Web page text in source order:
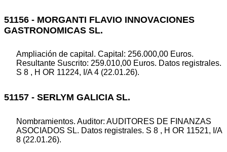
51156 - MORGANTI FLAVIO INNOVACIONES
GASTRONOMICAS SL.
Ampliación de capital. Capital: 256.000,00 Euros.
Resultante Suscrito: 259.010,00 Euros. Datos registrales.
S 8 , H OR 11224, I/A 4 (22.01.26).
51157 - SERLYM GALICIA SL.
Nombramientos. Auditor: AUDITORES DE FINANZAS
ASOCIADOS SL. Datos registrales. S 8 , H OR 11521, I/A
8 (22.01.26).